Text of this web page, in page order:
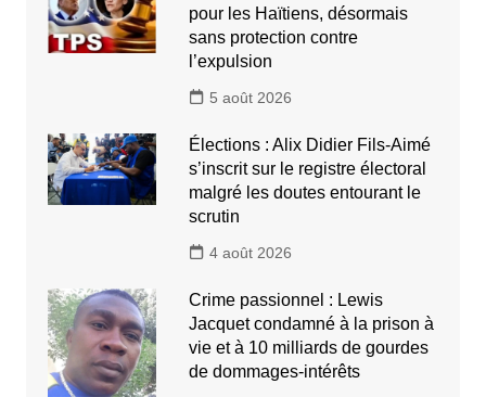
pour les Haïtiens, désormais
sans protection contre
l’expulsion
5 août 2026
Élections : Alix Didier Fils-Aimé
s’inscrit sur le registre électoral
malgré les doutes entourant le
scrutin
4 août 2026
Crime passionnel : Lewis
Jacquet condamné à la prison à
vie et à 10 milliards de gourdes
de dommages-intérêts